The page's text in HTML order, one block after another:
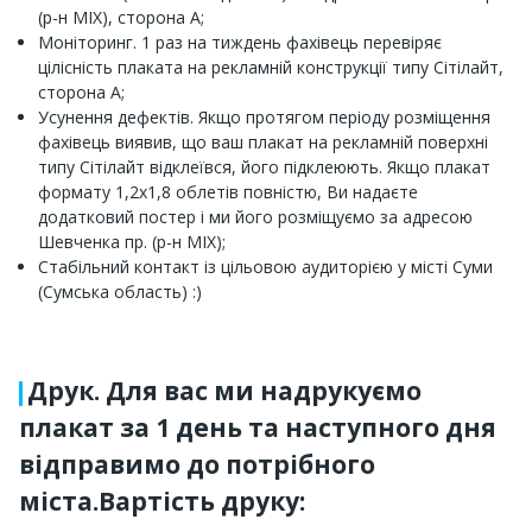
(р-н МІХ), сторона А;
Моніторинг. 1 раз на тиждень фахівець перевіряє
цілісність плаката на рекламній конструкції типу Сітілайт,
сторона А;
Усунення дефектів. Якщо протягом періоду розміщення
фахівець виявив, що ваш плакат на рекламній поверхні
типу Сітілайт відклеївся, його підклеюють. Якщо плакат
формату 1,2х1,8 облетів повністю, Ви надаєте
додатковий постер і ми його розміщуємо за адресою
Шевченка пр. (р-н МІХ);
Стабільний контакт із цільовою аудиторією у місті Суми
(Сумська область) :)
Друк. Для вас ми надрукуємо
плакат за 1 день та наступного дня
відправимо до потрібного
міста.Вартість друку: